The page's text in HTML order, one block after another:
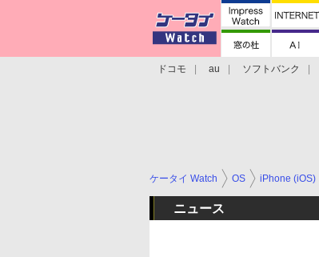
ドコモ au ソフトバンク
ケータイ Watch OS iPhone (iOS)
ニュース